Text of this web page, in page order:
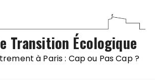
Transition Écologique
à Paris : Cap ou Pas Cap ?